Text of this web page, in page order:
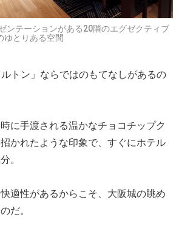
ンテーションがある20階のエグゼクティブ
ゆとりある空間
ルトン」ならではのもてなしがあるの
に手渡される温かなチョコチップク
かれたような印象で、すぐにホテル
。
適性があるからこそ、大阪城の眺め
だ。